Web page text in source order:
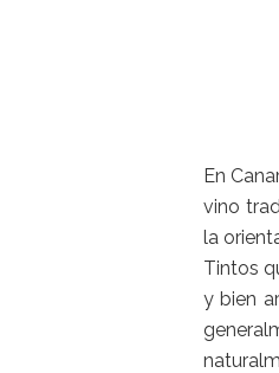
En
vino
la
Tintos
y bien